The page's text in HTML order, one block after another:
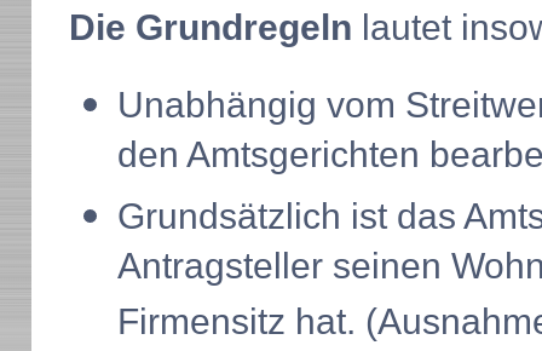
Die Grundregeln lautet
Unabhängig vom
den Amtsgerichten
Grundsätzlich ist das
Antragsteller seinen
Firmensitz hat.